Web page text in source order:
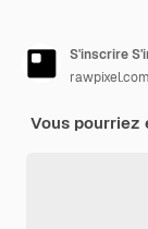
rawpixel.com
Vous pourriez